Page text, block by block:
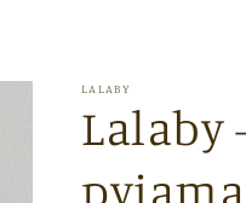
LALABY
Lalaby